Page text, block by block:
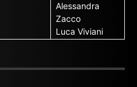
Alessandra
Zacco
Luca Viviani